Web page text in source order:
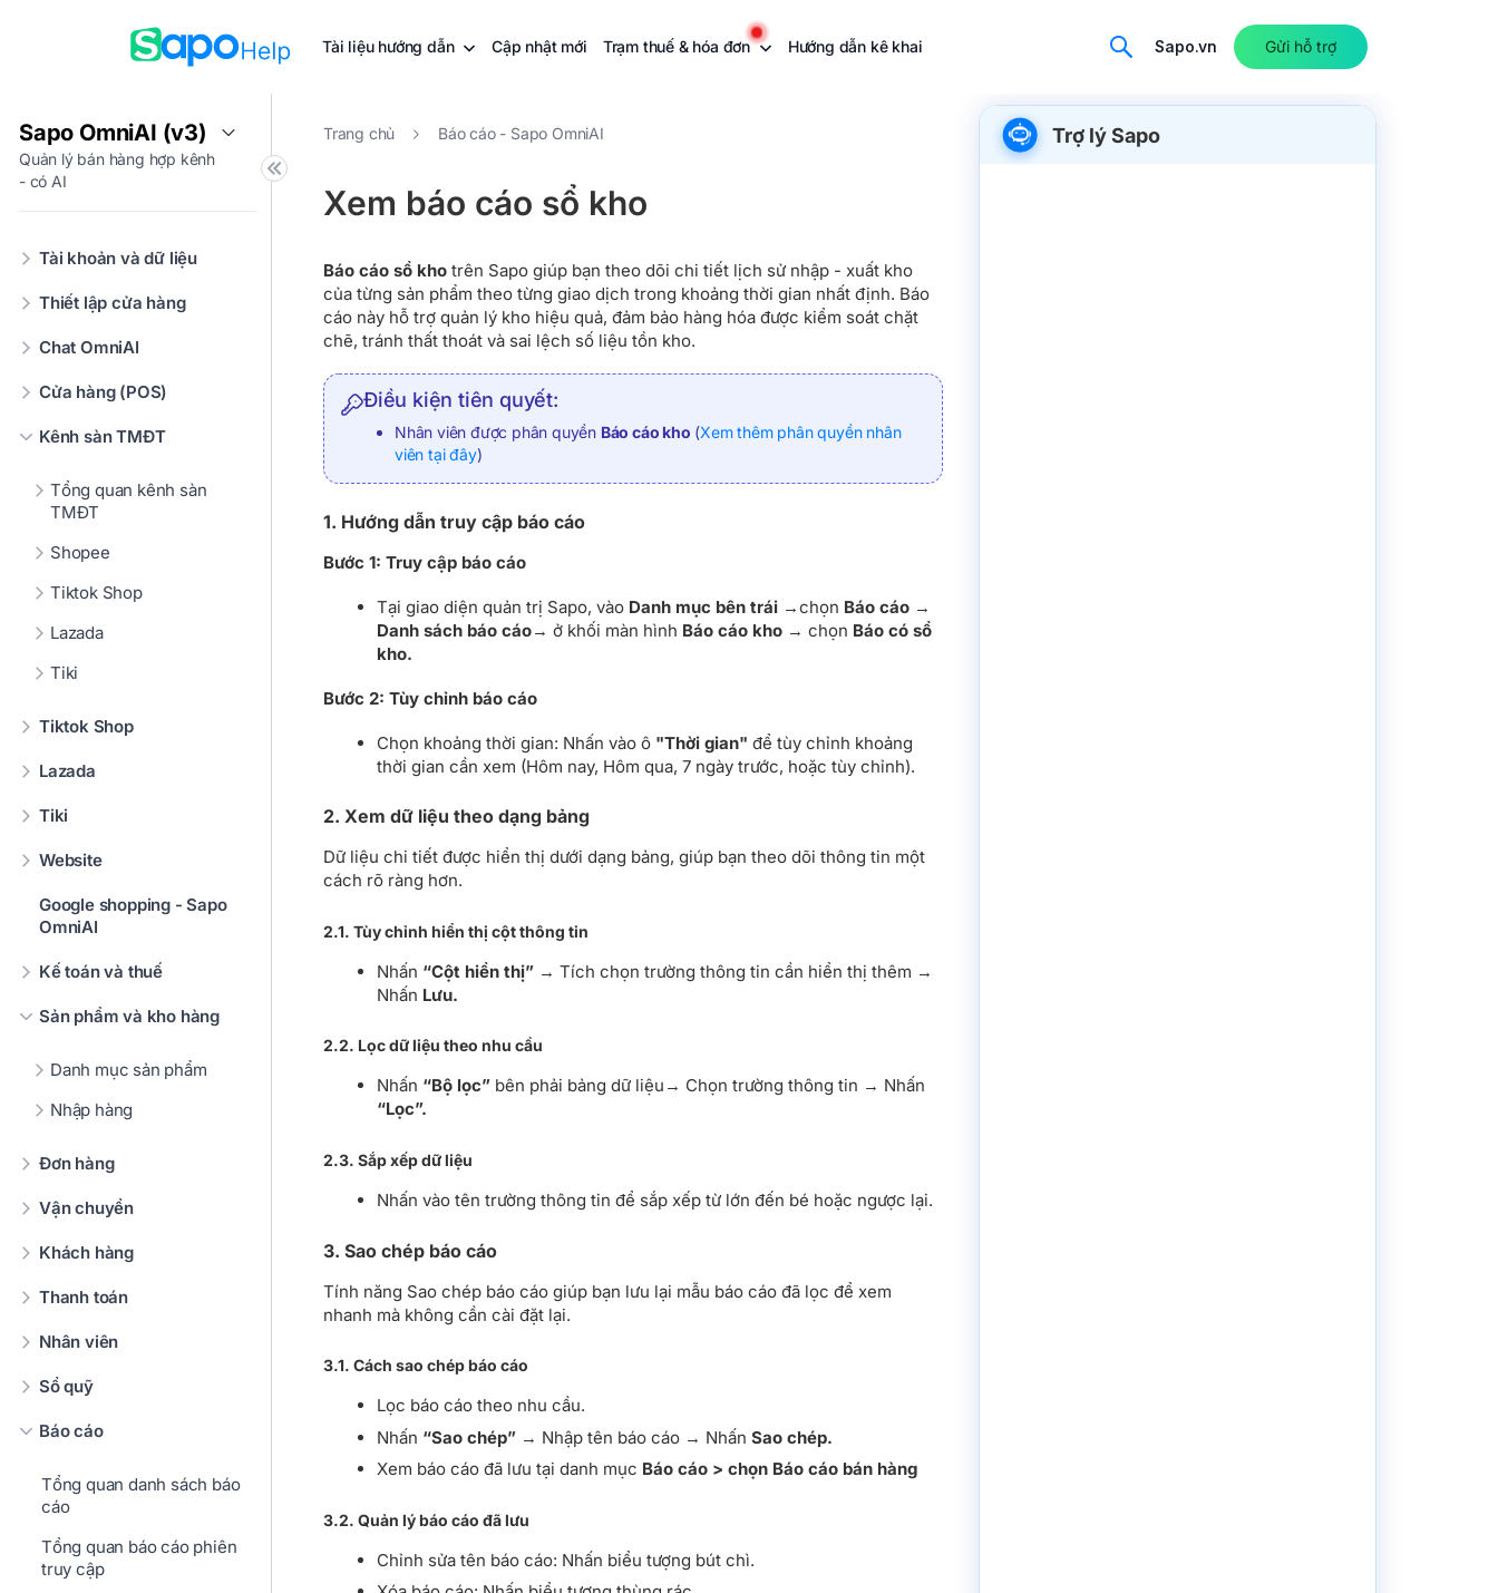
Tài liệu hướng dẫn Cập nhật mới Trạm thuế & hóa đơn Hướng dẫn kê khai Sapo.vn Gửi hỗ trợ
Sapo OmniAI (v3)
Quản lý bán hàng hợp kênh
- có AI
Tài khoản và dữ liệu
Thiết lập cửa hàng
Chat OmniAI
Cửa hàng (POS)
Kênh sàn TMĐT
Tổng quan kênh sàn
TMĐT
Shopee
Tiktok Shop
Lazada
Tiki
Tiktok Shop
Lazada
Tiki
Website
Google shopping - Sapo
OmniAI
Kế toán và thuế
Sản phẩm và kho hàng
Danh mục sản phẩm
Nhập hàng
Đơn hàng
Vận chuyển
Khách hàng
Thanh toán
Nhân viên
Sổ quỹ
Báo cáo
Tổng quan danh sách báo
cáo
Tổng quan báo cáo phiên
truy cập
Trang chủ Báo cáo - Sapo OmniAI
Xem báo cáo sổ kho
Báo cáo sổ kho trên Sapo giúp bạn theo dõi chi tiết lịch sử nhập - xuất kho
của từng sản phẩm theo từng giao dịch trong khoảng thời gian nhất định. Báo
cáo này hỗ trợ quản lý kho hiệu quả, đảm bảo hàng hóa được kiểm soát chặt
chẽ, tránh thất thoát và sai lệch số liệu tồn kho.
Điều kiện tiên quyết:
Nhân viên được phân quyền Báo cáo kho (Xem thêm phân quyền nhân
viên tại đây)
1. Hướng dẫn truy cập báo cáo
Bước 1: Truy cập báo cáo
Tại giao diện quản trị Sapo, vào Danh mục bên trái →chọn Báo cáo →
Danh sách báo cáo→ ở khối màn hình Báo cáo kho → chọn Báo có sổ
kho.
Bước 2: Tùy chỉnh báo cáo
Chọn khoảng thời gian: Nhấn vào ô "Thời gian" để tùy chỉnh khoảng
thời gian cần xem (Hôm nay, Hôm qua, 7 ngày trước, hoặc tùy chỉnh).
2. Xem dữ liệu theo dạng bảng
Dữ liệu chi tiết được hiển thị dưới dạng bảng, giúp bạn theo dõi thông tin một
cách rõ ràng hơn.
2.1. Tùy chỉnh hiển thị cột thông tin
Nhấn “Cột hiển thị” → Tích chọn trường thông tin cần hiển thị thêm →
Nhấn Lưu.
2.2. Lọc dữ liệu theo nhu cầu
Nhấn “Bộ lọc” bên phải bảng dữ liệu→ Chọn trường thông tin → Nhấn
“Lọc”.
2.3. Sắp xếp dữ liệu
Nhấn vào tên trường thông tin để sắp xếp từ lớn đến bé hoặc ngược lại.
3. Sao chép báo cáo
Tính năng Sao chép báo cáo giúp bạn lưu lại mẫu báo cáo đã lọc để xem
nhanh mà không cần cài đặt lại.
3.1. Cách sao chép báo cáo
Lọc báo cáo theo nhu cầu.
Nhấn “Sao chép” → Nhập tên báo cáo → Nhấn Sao chép.
Xem báo cáo đã lưu tại danh mục Báo cáo > chọn Báo cáo bán hàng
3.2. Quản lý báo cáo đã lưu
Chỉnh sửa tên báo cáo: Nhấn biểu tượng bút chì.
Trợ lý Sapo